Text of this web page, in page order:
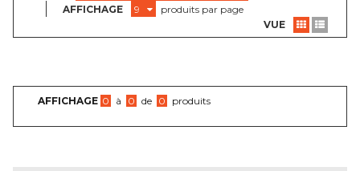
AFFICHAGE
9
produits par page
VUE
AFFICHAGE 0 à 0 de 0 produits